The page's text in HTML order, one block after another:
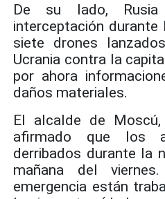
De su lado,
interceptación
siete drones
Ucrania contra la
por ahora
daños materiales.
El alcalde de Moscú,
afirmado que los
derribados durante la
mañana del
emergencia están